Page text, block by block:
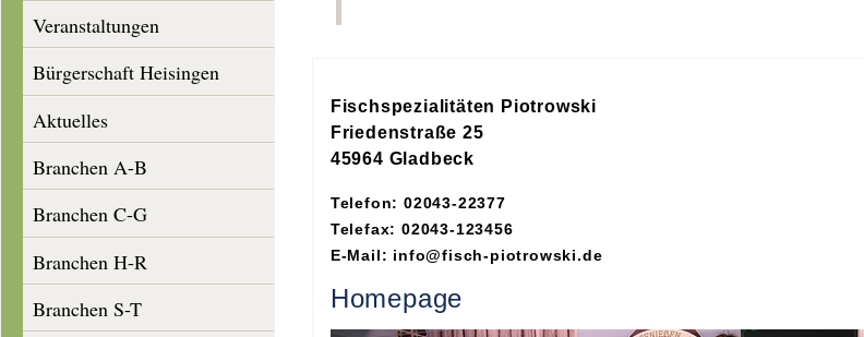
Veranstaltungen
Bürgerschaft Heisingen
Aktuelles
Branchen A-B
Branchen C-G
Branchen H-R
Branchen S-T
Fischspezialitäten Piotrowski
Friedenstraße 25
45964 Gladbeck
Telefon: 02043-22377
Telefax: 02043-123456
E-Mail: info@fisch-piotrowski.de
Homepage